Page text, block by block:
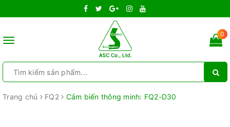
Toggle
0
Trang chủ FQ2 Cảm biến thông minh: FQ2-D30